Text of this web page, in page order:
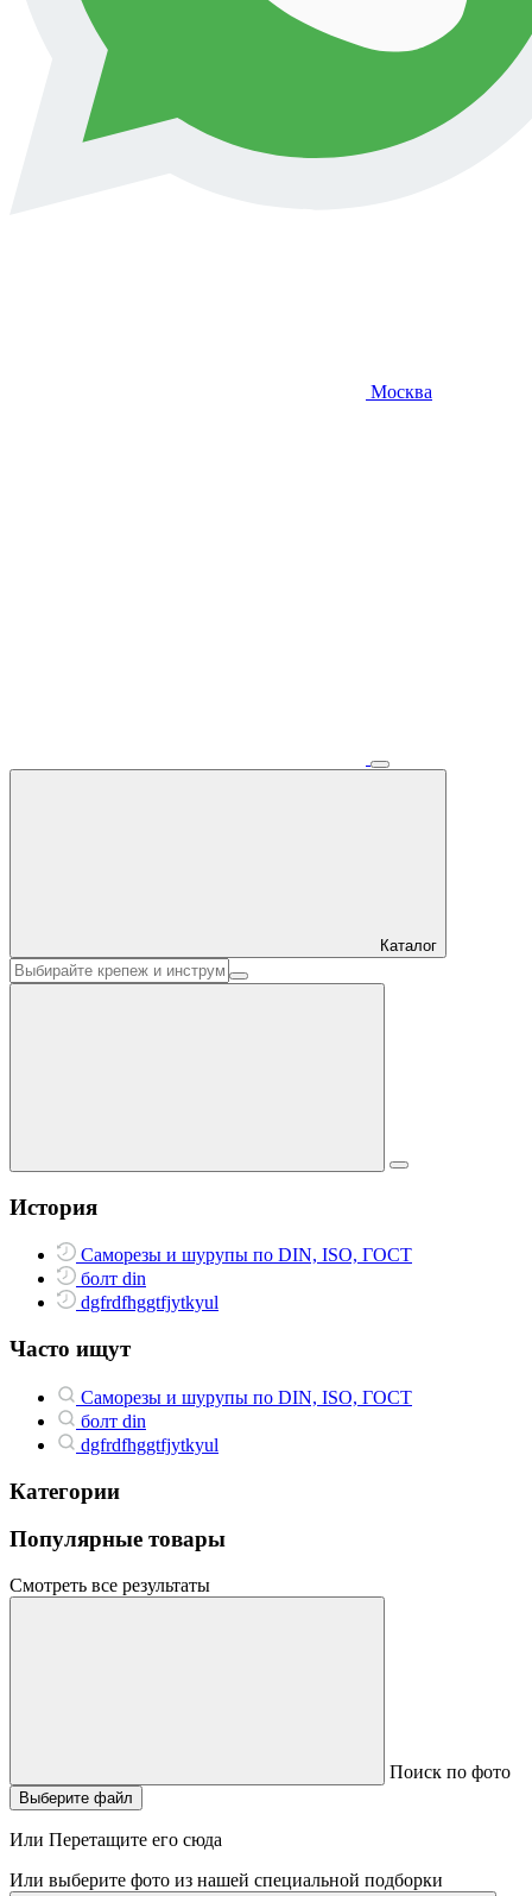
Москва
Каталог
История
Саморезы и шурупы по DIN, ISO, ГОСТ
болт din
dgfrdfhggtfjytkyul
Часто ищут
Саморезы и шурупы по DIN, ISO, ГОСТ
болт din
dgfrdfhggtfjytkyul
Категории
Популярные товары
Смотреть все результаты
Поиск по фото
Выберите файл
Или Перетащите его сюда
Или выберите фото из нашей специальной подборки